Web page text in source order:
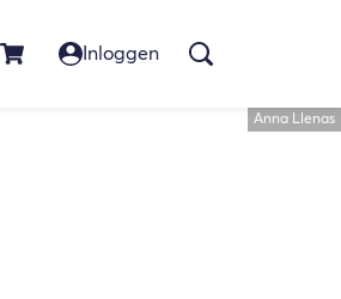
Inloggen
Anna Llenas